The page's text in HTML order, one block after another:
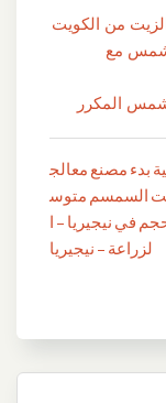
من الكويت
مع
المكرر
بدء مصنع معالج
السمسم متوس
في نيجيريا – ا
لزراعة – نيجيريا